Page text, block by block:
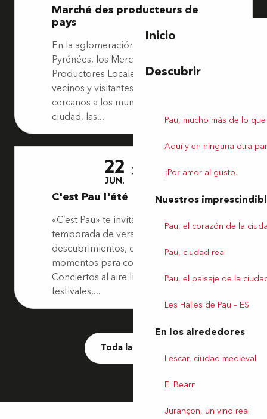
Inicio
Descubrir
Pau, mucho más de lo
Aquí y en ninguna otra
¡Por amor al gusto!
Nuestros
Pau, el corazón de la
Pau, ciudad real
Pau, el paisaje de la
Les Halles de Pau – ES
En los alrededores
Lescar, ciudad medieval
El Bearn
Jurançon, un vino real
Marché des producteurs de
pays
En la aglomeración de Pau-Béarn-
Pyrénées, los Mercados de
Productores Locales acogen a
vecinos y visitantes en los puntos más
cercanos a los municipios, entre la
ciudad, las...
22
JUN.
C'est Pau l'été
«C’est Pau» te invita a vivir una
temporada de verano llena de
descubrimientos, emociones y
momentos para compartir.
Conciertos al aire libre, espectáculos,
festivales,...
Toda la agenda